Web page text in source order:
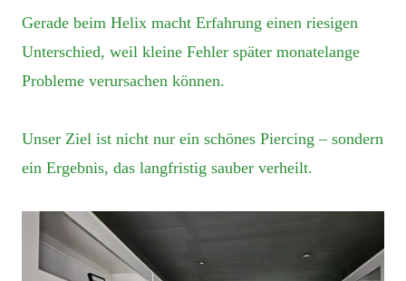
Gerade beim Helix macht Erfahrung einen riesigen
Unterschied, weil kleine Fehler später monatelange
Probleme verursachen können.
Unser Ziel ist nicht nur ein schönes Piercing – sondern
ein Ergebnis, das langfristig sauber verheilt.